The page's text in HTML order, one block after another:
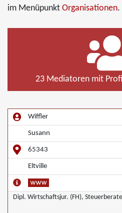
im Menüpunkt Organisationen.
23 Mediatoren mit
Wiffler
Susann
65343
Eltville
Dipl. Wirtschaftsjur. (FH),